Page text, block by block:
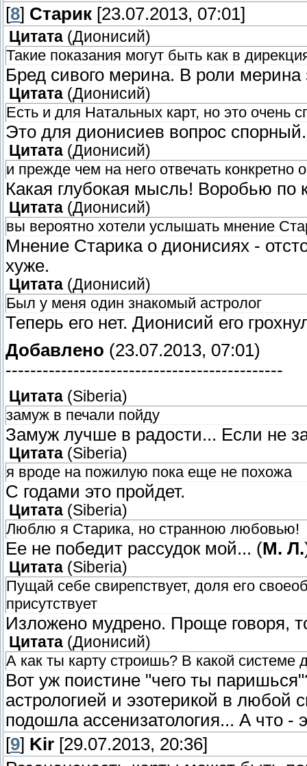
[8] Старик [23.07.2013, 07:01]
Цитата (Дионисий)
Такие показания могут быть как в
Бред сивого мерина. В роли
Цитата (Дионисий)
Есть и для Натальных карт, но это очень
Это для дионисиев вопрос спорный.
Цитата (Дионисий)
и прежде чем на него отвечать конкретно
Какая глубокая мысль! Воробью по
Цитата (Дионисий)
вы вероятно хотели услышать мнение
Мнение Старика о дионисиях -
хуже.
Цитата (Дионисий)
Был у меня один знакомый астролог
Теперь его нет. Дионисий его
Добавлено (23.07.2013, 07:01)
---------------------------------------------
Цитата (Siberia)
замуж в печали пойду
Замуж лучше в радости... Если не
Цитата (Siberia)
я вроде на пожилую пока еще не похожа
С годами это пройдет.
Цитата (Siberia)
Люблю я Старика, но странною любовью!
Ее не победит рассудок мой... (М. Л.
Цитата (Siberia)
Пущай себе свирепствует, доля его
присутствует
Изложено мудрено. Проще говоря,
Цитата (Дионисий)
А как ты карту строишь? В какой системе
Вот уж поистине "чего ты
астрологией и эзотерикой в
подошла ассенизатология... А что -
[9] Kir [29.07.2013, 20:36]